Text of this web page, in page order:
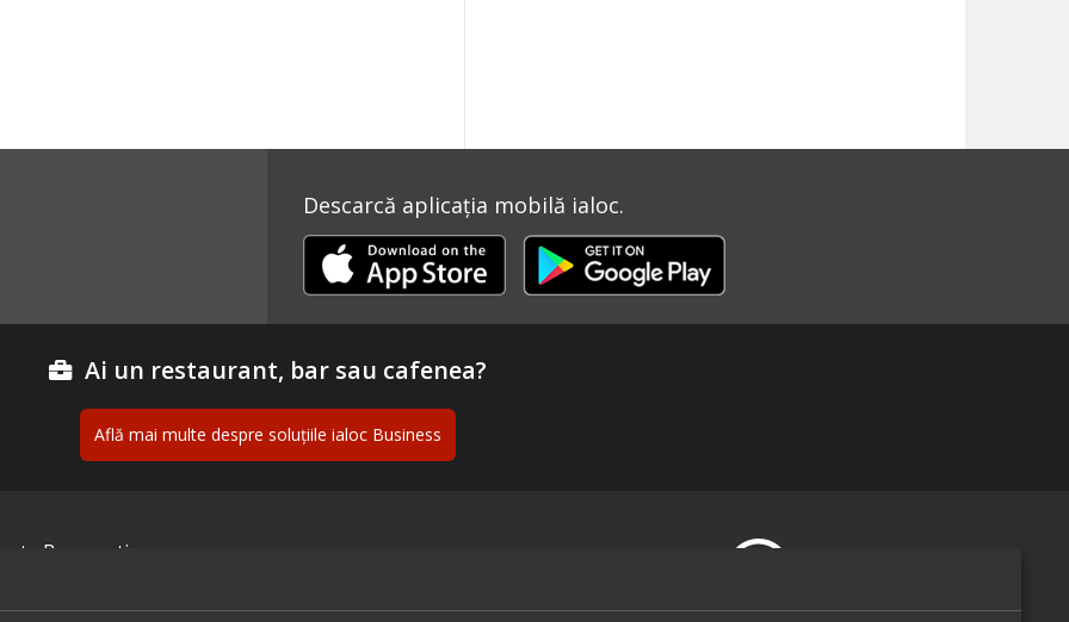
Descarcă aplicația mobilă ialoc.
Ai un restaurant, bar sau cafenea?
Află mai multe despre soluțiile ialoc Business
București